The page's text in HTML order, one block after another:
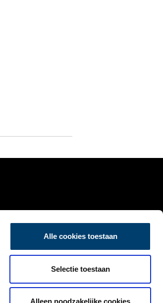
Alle cookies toestaan
Selectie toestaan
Alleen noodzakelijke cookies